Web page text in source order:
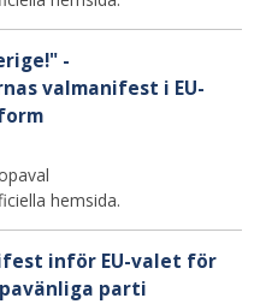
-
valmanifest i EU-
hemsida.
inför EU-valet för
parti